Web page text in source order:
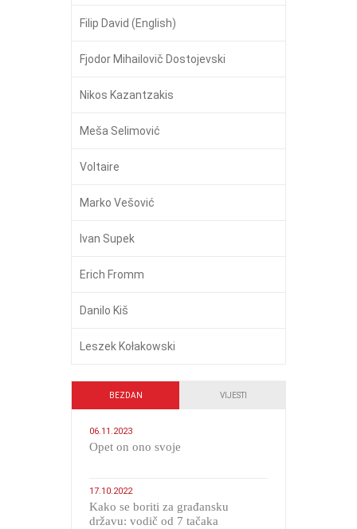
Filip David (English)
Fjodor Mihailovič Dostojevski
Nikos Kazantzakis
Meša Selimović
Voltaire
Marko Vešović
Ivan Supek
Erich Fromm
Danilo Kiš
Leszek Kołakowski
BEZDAN VIJESTI
06.11.2023
​Opet on ono svoje
17.10.2022
Kako se boriti za građansku
državu: vodič od 7 tačaka